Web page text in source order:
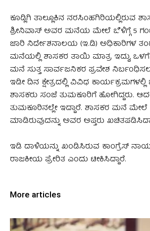
ಕೂಡ್ಲಿಗಿ ತಾಲ್ಲೂಕಿನ ನರಸಿಂಹಗಿರಿಯಲ್ಲಿರುವ
ಶ್ರೀನಿವಾಸ್ ಅವರ ಮನೆಯ ಮೇಲೆ ಬೆಳಿಗ್ಗೆ 5
ಜಾರಿ ನಿರ್ದೇಶನಾಲಯ (ಇ.ಡಿ) ಅಧಿಕಾರಿಗಳ
ಮನೆಯಲ್ಲಿ ಶಾಸಕರ ತಾಯಿ ಮಾತ್ರ ಇದ್ದು,
ಮನೆ ಸುತ್ತ ಸಾರ್ವಜನಿಕರ ಪ್ರವೇಶ
ಇಡೀ ದಿನ ಕ್ಷೇತ್ರದಲ್ಲಿ ವಿವಿಧ
ಶಾಸಕರು ಸಂಜೆ ತುಮಕೂರಿಗೆ ಹೋಗಿದ್ದರು.
ತುಮಕೂರಿನಲ್ಲೇ ಇದ್ದಾರೆ. ಶಾಸಕರ ಮನೆ
ಮಾಡಿರುವುದನ್ನು ಅವರ ಅಪ್ತರು
ಇಡಿ ದಾಳಿಯನ್ನು ಖಂಡಿಸಿರುವ ಕಾಂಗ್ರೆಸ್‌
ರಾಜಕೀಯ ಪ್ರೇರಿತ ಎಂದು ಟೀಕಿಸಿದ್ದಾರೆ.
More articles